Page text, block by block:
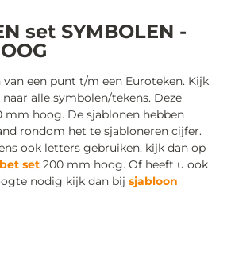
set SYMBOLEN -
een punt t/m een Euroteken. Kijk
alle symbolen/tekens. Deze
mm hoog. De sjablonen hebben
rondom het te sjabloneren cijfer.
ook letters gebruiken, kijk dan op
set 200 mm hoog. Of heeft u ook
nodig kijk dan bij sjabloon